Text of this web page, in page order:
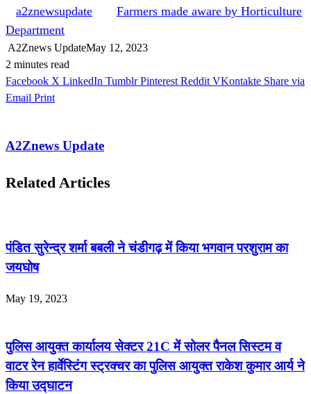
a2znewsupdate
Farmers made aware by Horticulture
Department
A2Znews UpdateMay 12, 2023
2 minutes read
Facebook X LinkedIn Tumblr Pinterest Reddit VKontakte Share via
Email Print
A2Znews Update
Related Articles
पंडित सुरेन्द्र शर्मा बबली ने चंडीगढ़ में किया भगवान परशुराम का
जयघोष
May 19, 2023
पुलिस आयुक्त कार्यालय सेक्टर 21C में सोलर पैनल सिस्टम व
वाटर रेन हार्वेस्टिंग स्ट्रक्चर का पुलिस आयुक्त राकेश कुमार आर्य ने
किया उद्घाटन